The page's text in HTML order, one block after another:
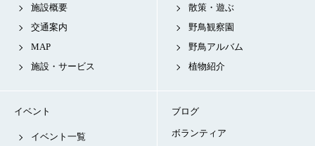
施設概要
交通案内
MAP
施設・サービス
散策・遊ぶ
野鳥観察園
野鳥アルバム
植物紹介
イベント
イベント一覧
ブログ
ボランティア